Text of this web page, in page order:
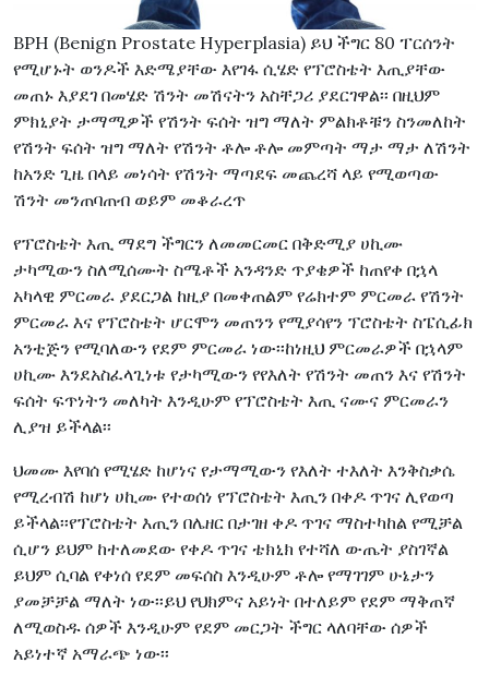
BPH (Benign Prostate Hyperplasia) ይህ ችግር 80 ፐርሰንት
የሚሆኑት ወንዶች እድሜያቸው እየገፋ ሲሄድ የፕሮስቴት እጢያቸው
መጠኑ እያደገ በመሄድ ሽንት መሽናትን አስቸጋሪ ያደርገዋል፡፡ በዚህም
ምክኒያት ታማሚዎች የሽንት ፍሰት ዝግ ማለት ምልክቶቹን ስንመለከት
የሽንት ፍሰት ዝግ ማለት የሽንት ቶሎ ቶሎ መምጣት ማታ ማታ ለሽንት
ከአንድ ጊዜ በላይ መነሳት የሽንት ማጣደፍ መጨረሻ ላይ የሚወጣው
ሽንት መንጠባጠብ ወይም መቆራረጥ
የፕሮስቴት እጢ ማደግ ችግርን ለመመርመር በቅድሚያ ሀኪሙ
ታካሚውን ስለሚሰሙት ስሜቶች አንዳንድ ጥያቄዎች ከጠየቀ በኋላ
አካላዊ ምርመራ ያደርጋል ከዚያ በመቀጠልም የሬክተም ምርመራ የሽንት
ምርመራ እና የፕሮስቴት ሆርሞን መጠንን የሚያሳየን ፕሮስቴት ስፔሲፊክ
አንቲጅን የሚባለውን የደም ምርመራ ነው፡፡ከነዚህ ምርመራዎች በኋላም
ሀኪሙ እንደአስፈላጊነቱ የታካሚውን የየእለት የሽንት መጠን እና የሽንት
ፍሰት ፍጥነትን መለካት እንዲሁም የፕሮስቴት እጢ ናሙና ምርመራን
ሊያዝ ይችላል፡፡
ህመሙ እየባሰ የሚሄድ ከሆነና የታማሚውን የእለት ተእለት እንቅስቃሴ
የሚረብሽ ከሆነ ሀኪሙ የተወሰነ የፕሮስቴት እጢን በቀዶ ጥገና ሊየወጣ
ይችላል፡፡የፕሮስቴት እጢን በሌዘር በታገዘ ቀዶ ጥገና ማስተካከል የሚቻል
ሲሆን ይህም ከተለመደው የቀዶ ጥገና ቴክኒክ የተሻለ ውጤት ያስገኛል
ይህም ሲባል የቀነሰ የደም መፍሰስ እንዲሁም ቶሎ የማገገም ሁኔታን
ያመቻቻል ማለት ነው፡፡ይህ የህክምና አይነት በተለይም የደም ማቅጠኛ
ለሚወስዱ ሰዎች እንዲሁም የደም መርጋት ችግር ላለባቸው ሰዎች
አይነተኛ አማራጭ ነው፡፡